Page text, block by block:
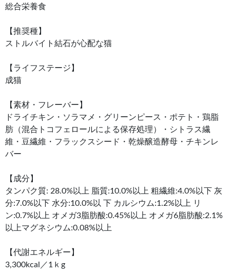
総合栄養食
【推奨種】
ストルバイト結石が心配な猫
【ライフステージ】
成猫
【素材・フレーバー】
ドライチキン・ソラマメ・グリーンピース・ポテト・鶏脂
肪（混合トコフェロールによる保存処理）・シトラス繊
維・豆繊維・フラックスシード・乾燥醸造酵母・チキンレ
バー
【成分】
タンパク質: 28.0%以上 脂質:10.0%以上 粗繊維:4.0%以下 灰
分:7.0%以下 水分:10.0%以 下 カルシウム:1.2%以上 リ
ン:0.7%以上 オメガ3脂肪酸:0.45%以上 オメガ6脂肪酸:2.1%
以上マグネシウム:0.08%以上
【代謝エネルギー】
3,300kcal／1ｋg